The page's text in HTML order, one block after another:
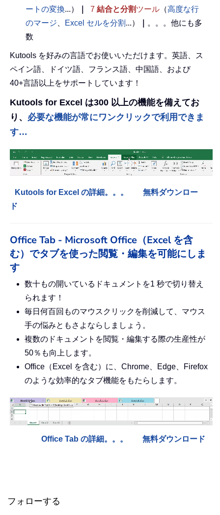
ートの変換...） 7 結合と分割ツール （高度な行
のマージ
Excel セルを分割 ...）
。。。他にも多
数
Kutools を好みの言語でお使いいただけます。英語、ス
ペイン語、ドイツ語、フランス語、中国語、および
40+言語以上をサポートしています！
Kutools for Excel は300 以上の機能を備えてお
り、 必要な機能が常にワンクリックで利用できま
す…
Kutools for Excel の詳細。。。
無料ダウンロー
ド
Office Tab - Microsoft Office（Excel を含
む）でタブを使った閲覧・編集を可能にしま
す
数十もの開いているドキュメントを1 秒で切り替え
られます！
毎日何百回ものマウスクリックを削減して、マウス
手の悩みともさよならしましょう。
複数のドキュメントを閲覧・編集する際の生産性が
50％も向上します。
Office（Excel を含む）に、Chrome、Edge、Firefox
のような効率的なタブ機能をもたらします。
Office Tab の詳細。。。 無料ダウンロード
フォローする